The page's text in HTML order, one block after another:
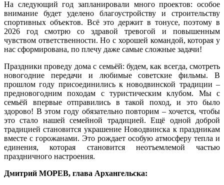
На следующий год запланировали много проектов: особое
внимание будет уделено благоустройству и строительству
спортивных объектов. Всё это держит в тонусе, поэтому в
2026 год смотрю со здравой тревогой и повышенным
чувством ответственности. Но с хорошей командой, которая у
нас сформирована, по плечу даже самые сложные задачи!
Праздники проведу дома с семьёй: будем, как всегда, смотреть
новогодние передачи и любимые советские фильмы. В
прошлом году присоединились к новодвинской традиции –
предновогодним походам с туристическим клубом. Мы с
семьёй впервые отправились в такой поход, и это было
здорово! В этом году обязательно повторим – хочется, чтобы
это стало нашей семейной традицией. Ещё одной доброй
традицией становится украшение Новодвинска к праздникам
вместе с горожанами. Это рождает особую атмосферу тепла и
единения, которая становится неотъемлемой частью
праздничного настроения.
Дмитрий МОРЕВ, глава Архангельска: